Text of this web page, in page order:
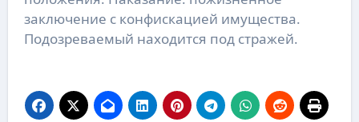
заключение с конфискацией имущества.
Подозреваемый находится под стражей.